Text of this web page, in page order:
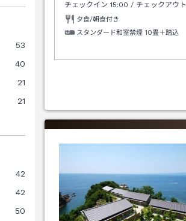
53
40
21
21
42
42
50
チェックイン15:00 / チェックアウト
夕食/朝食付き
スタンダード和室禁煙 10畳＋踏込